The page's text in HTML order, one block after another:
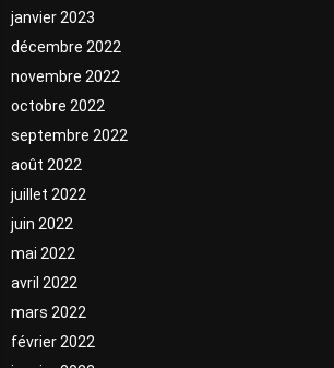
janvier 2023
décembre 2022
novembre 2022
octobre 2022
septembre 2022
août 2022
juillet 2022
juin 2022
mai 2022
avril 2022
mars 2022
février 2022